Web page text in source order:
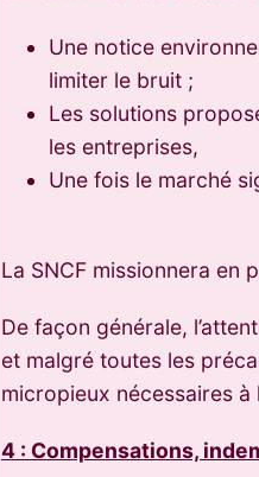
Une notice
limiter le bruit ;
Les solutions
les entreprises,
Une fois le marché
La SNCF missionnera en
De façon générale,
et malgré toutes les
micropieux nécessaires à
4 : Compensations,